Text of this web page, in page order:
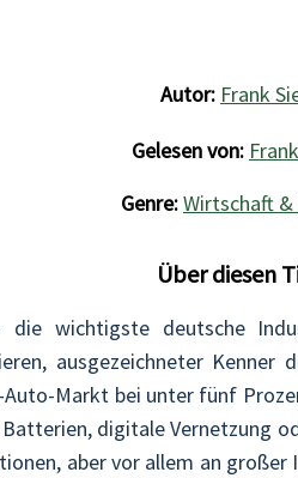
Autor: Frank
Gelesen von:
Genre:Wirtschaft
Über diesen
wichtigste deutsche
ausgezeichneter
Markt bei unter fünf
digitale Vernetzung
aber vor allem an